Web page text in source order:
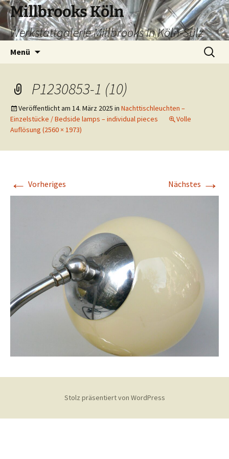
Zum
Inhalt
springen
Millbrooks Köln
Werkstattgalerie Millbrooks in Köln-Sülz
Menü
Suchen
nach:
P1230853-1 (10)
Veröffentlicht am 14. März 2025 in Nachttischleuchten –
Einzelstücke / Bedside lamps – individual pieces
Volle
Auflösung (2560 × 1973)
← Vorheriges Nächstes →
Stolz präsentiert von WordPress